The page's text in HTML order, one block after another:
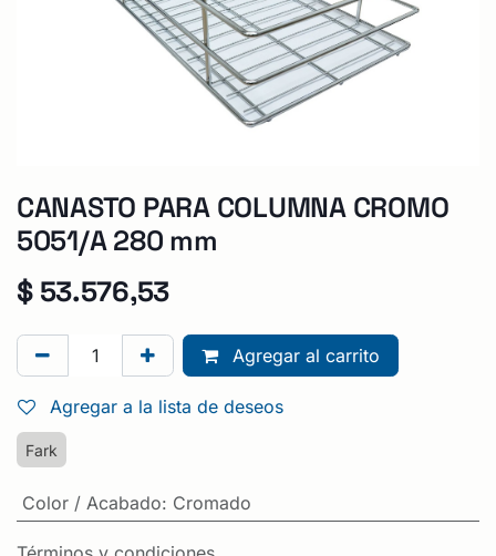
CANASTO PARA COLUMNA CROMO
5051/A 280 mm
$ 53.576,53
Agregar al carrito
Agregar a la lista de deseos
Fark
Color / Acabado: Cromado